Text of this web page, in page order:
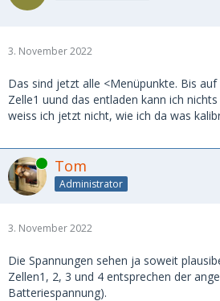
3. November 2022
Das sind jetzt alle <Menüpunkte. Bis
Zelle1 uund das entladen kann ich
weiss ich jetzt nicht, wie ich da was
Online Tom
Administrator
3. November 2022
Die Spannungen sehen ja soweit
Zellen1, 2, 3 und 4 entsprechen der
Batteriespannung).